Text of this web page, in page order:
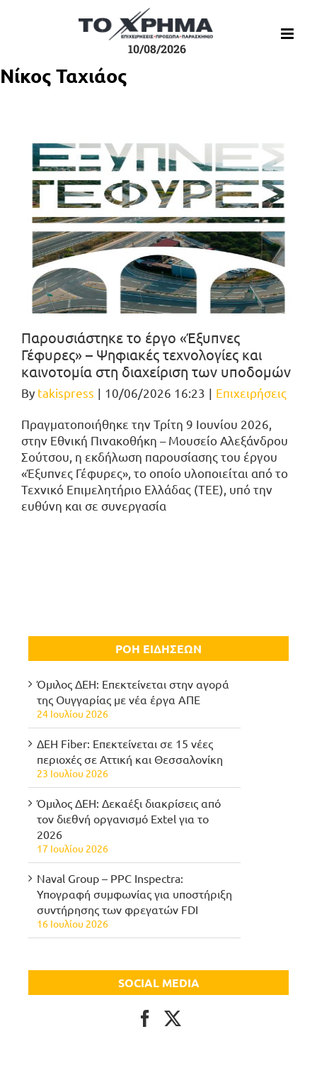
10/08/2026
Νίκος Ταχιάος
Παρουσιάστηκε το έργο «Έξυπνες
Γέφυρες» – Ψηφιακές τεχνολογίες και
καινοτομία στη διαχείριση των υποδομών
By takispress | 10/06/2026 16:23 | Επιχειρήσεις
Πραγματοποιήθηκε την Τρίτη 9 Ιουνίου 2026,
στην Εθνική Πινακοθήκη – Μουσείο Αλεξάνδρου
Σούτσου, η εκδήλωση παρουσίασης του έργου
«Έξυπνες Γέφυρες», το οποίο υλοποιείται από το
Τεχνικό Επιμελητήριο Ελλάδας (ΤΕΕ), υπό την
ευθύνη και σε συνεργασία
ΡΟΗ ΕΙΔΗΣΕΩΝ
Όμιλος ΔΕΗ: Επεκτείνεται στην αγορά
της Ουγγαρίας με νέα έργα ΑΠΕ
24 Ιουλίου 2026
ΔΕΗ Fiber: Επεκτείνεται σε 15 νέες
περιοχές σε Αττική και Θεσσαλονίκη
23 Ιουλίου 2026
Όμιλος ΔΕΗ: Δεκαέξι διακρίσεις από
τον διεθνή οργανισμό Extel για το
2026
17 Ιουλίου 2026
Naval Group – PPC Inspectra:
Υπογραφή συμφωνίας για υποστήριξη
συντήρησης των φρεγατών FDI
16 Ιουλίου 2026
SOCIAL MEDIA